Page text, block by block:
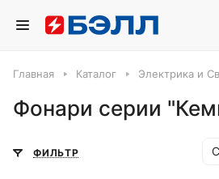
Главная Каталог Электрика и
Фонари серии
ФИЛЬТР